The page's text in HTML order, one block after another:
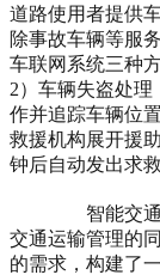
道路使用者提供
除事故车辆等服
车联网系统三种
2）车辆失盗处
作并追踪车辆位
救援机构展开援
钟后自动发出求
智能交通
交通运输管理的
的需求，构建了